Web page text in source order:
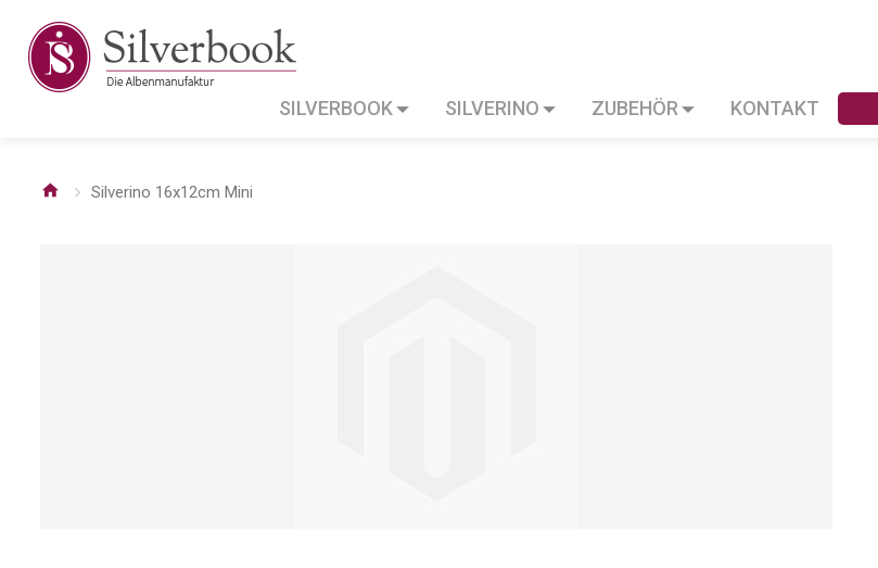
SILVERBOOK SILVERINO ZUBEHÖR KONTAKT
Silverino 16x12cm Mini